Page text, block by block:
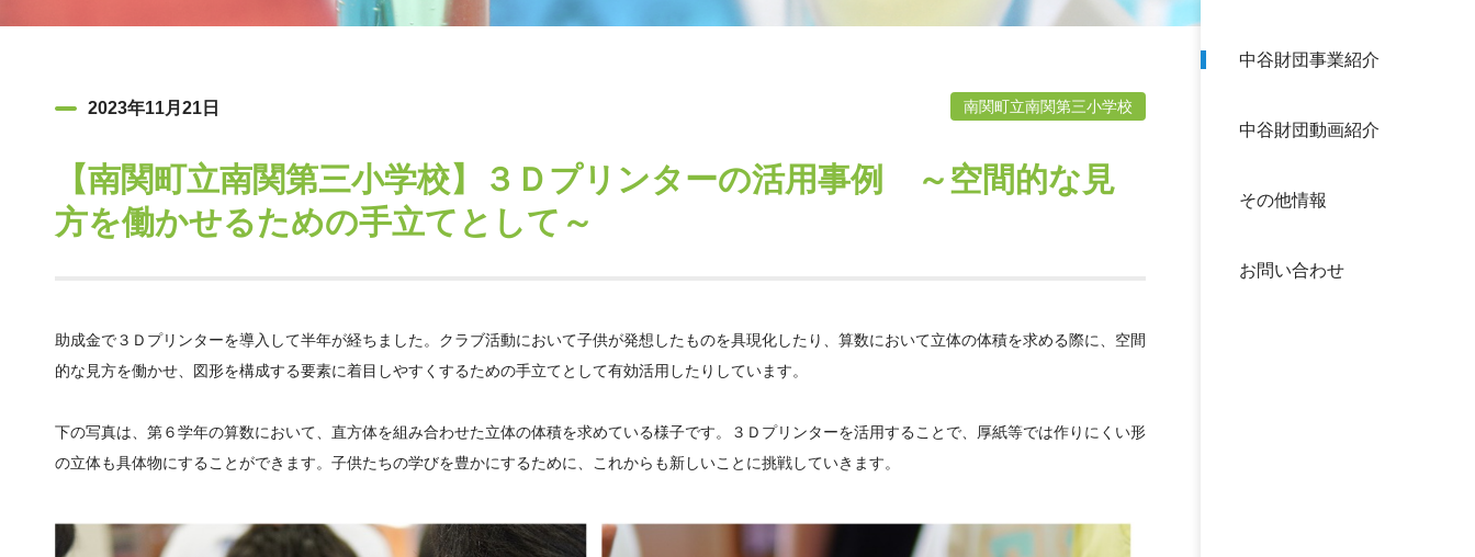
中谷財団事業紹介
中谷財団動画紹介
その他情報
お問い合わせ
2023年11月21日 南関町立南関第三小学校
【南関町立南関第三小学校】３Ｄプリンターの活用事例 ～空間的な見
方を働かせるための手立てとして～
助成金で３Ｄプリンターを導入して半年が経ちました。クラブ活動において子供が発想したものを具現化したり、算数において立体の体積を求める際に、空間
的な見方を働かせ、図形を構成する要素に着目しやすくするための手立てとして有効活用したりしています。
下の写真は、第６学年の算数において、直方体を組み合わせた立体の体積を求めている様子です。３Ｄプリンターを活用することで、厚紙等では作りにくい形
の立体も具体物にすることができます。子供たちの学びを豊かにするために、これからも新しいことに挑戦していきます。